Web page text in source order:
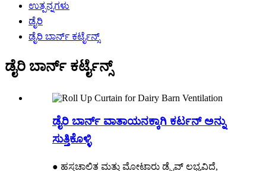
ಉತ್ಪನ್ನಗಳು
ಡೈರಿ
ಡೈರಿ ಬಾರ್ನ್ ಕರ್ಟೈನ್ಸ್
ಡೈರಿ ಬಾರ್ನ್ ಕರ್ಟೈನ್ಸ್
ಡೈರಿ ಬಾರ್ನ್ ವಾತಾಯನಕ್ಕಾಗಿ ಕರ್ಟನ್ ಅನ್ನು
ಸುತ್ತಿಕೊಳ್ಳಿ
● ಹಸ್ತಚಾಲಿತ ಮತ್ತು ಮೋಟಾರು ಡ್ರೈವ್ ಲಭ್ಯವಿದೆ,